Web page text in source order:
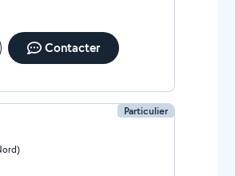
Contacter
Particulier